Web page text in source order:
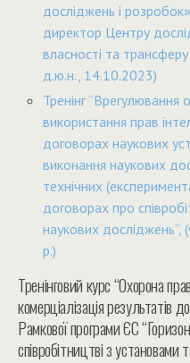
досліджень і
директор Центру
власності та
д.ю.н., 14.10.2023)
Тренінг “Врегулювання
використання прав
договорах наукових
виконання наукових
технічних
договорах про
наукових
р.)
Тренінговий курс“Охорона
комерціалізація результатів
Рамкової програми ЄС
співробітництві з установами